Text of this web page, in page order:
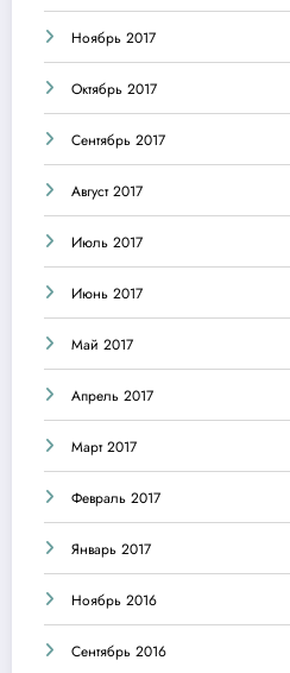
Ноябрь 2017
Октябрь 2017
Сентябрь 2017
Август 2017
Июль 2017
Июнь 2017
Май 2017
Апрель 2017
Март 2017
Февраль 2017
Январь 2017
Ноябрь 2016
Сентябрь 2016